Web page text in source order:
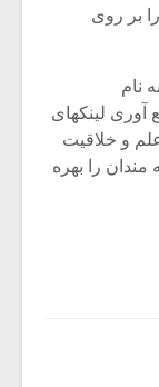
بر روی
نام
آوری لینکهای
علم و خلاقیت
مندان را بهره